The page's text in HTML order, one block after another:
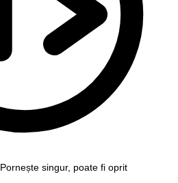
Pornește singur, poate fi oprit